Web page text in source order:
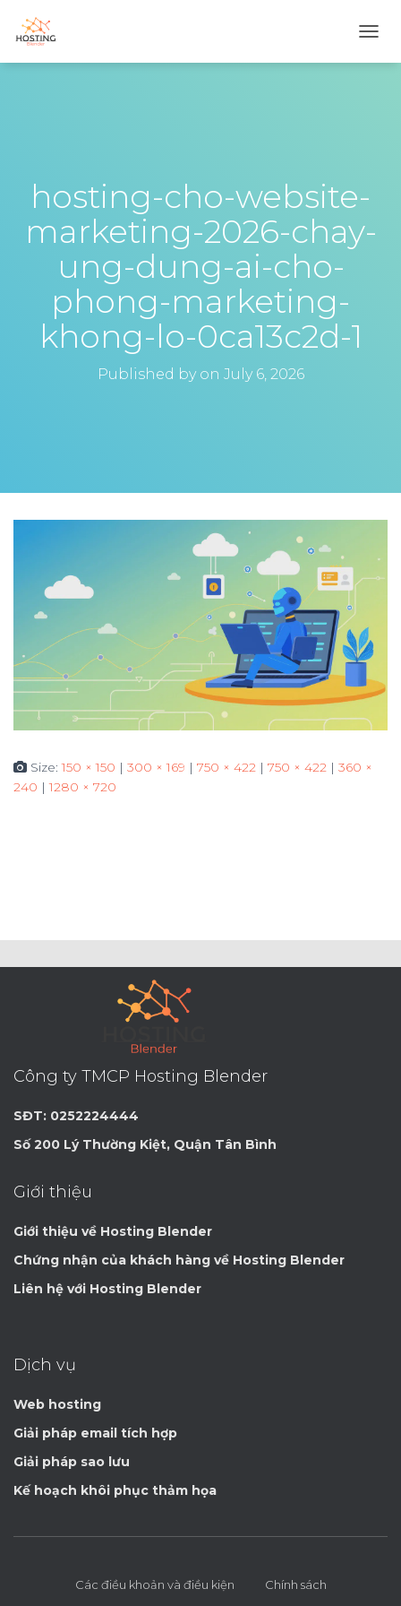
O
I
A
hosting-cho-website-
marketing-2026-chay-
ung-dung-ai-cho-
phong-marketing-
khong-lo-0ca13c2d-1
Published by on July 6, 2026
Size:150 × 150 | 300 × 169 | 750 × 422 | 750 × 422 | 360 ×
240 | 1280 × 720
Công ty TMCP Hosting Blender
SĐT: 0252224444
Số 200 Lý Thường Kiệt, Quận Tân Bình
Giới thiệu
Giới thiệu về Hosting Blender
Chứng nhận của khách hàng về Hosting Blender
Liên hệ với Hosting Blender
Dịch vụ
Web hosting
Giải pháp email tích hợp
Giải pháp sao lưu
Kế hoạch khôi phục thảm họa
Các điều khoản và điều kiện Chính sách